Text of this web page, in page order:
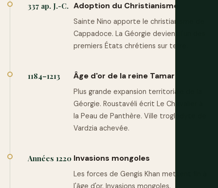
337 ap. J.-C. Adoption du Christianisme
Sainte Nino apporte le christianisme de
Cappadoce. La Géorgie devient l'un des
premiers États chrétiens sur terre.
1184–1213 Âge d'or de la reine Tamar
Plus grande expansion territoriale de la
Géorgie. Roustavéli écrit Le Chevalier à
la Peau de Panthère. Ville troglodyte de
Vardzia achevée.
Années 1220 Invasions mongoles
Les forces de Gengis Khan mettent fin à
l'âge d'or. Invasions mongoles,